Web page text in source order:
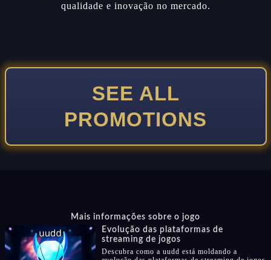
qualidade e inovação no mercado.
SEE ALL
PROMOTIONS
Mais informações sobre o jogo
Evolução das plataformas de
streaming de jogos
Descubra como a uudd está moldando a